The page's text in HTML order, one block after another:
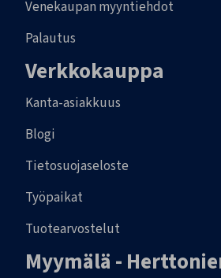
Venekaupan myyntiehdot
Palautus
Verkkokauppa
Kanta-asiakkuus
Blogi
Tietosuojaseloste
Työpaikat
Tuotearvostelut
Myymälä -